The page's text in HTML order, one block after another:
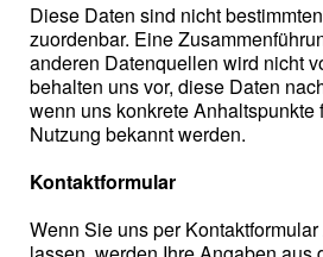
Diese Daten sind nicht
zuordenbar. Eine
anderen Datenquellen wird nicht
behalten uns vor, diese Daten
wenn uns konkrete
Nutzung bekannt werden.
Kontaktformular
Wenn Sie uns per